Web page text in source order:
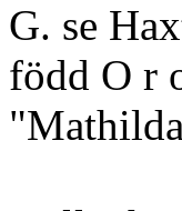
G. se
född O r